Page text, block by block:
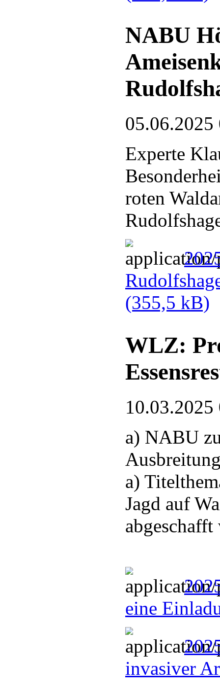
NABU
05.06.2025
Experte
roten
(355,5 kB)
WLZ:
10.03.2025
a) NABU
a)
Jagd auf
abgeschafft
eine
invasiver